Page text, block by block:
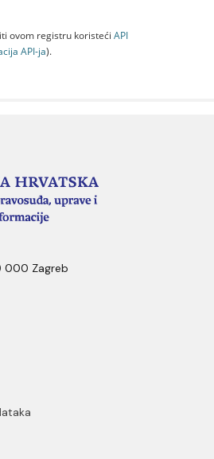
ovom registru koristeći API
API-jа).